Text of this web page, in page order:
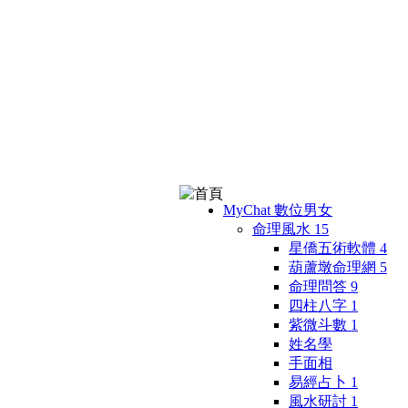
MyChat 數位男女
命理風水 15
星僑五術軟體 4
葫蘆墩命理網 5
命理問答 9
四柱八字 1
紫微斗數 1
姓名學
手面相
易經占卜 1
風水研討 1